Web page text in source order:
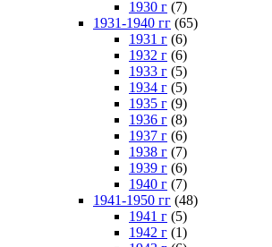
1930 г (7)
1931-1940 гг (65)
1931 г (6)
1932 г (6)
1933 г (5)
1934 г (5)
1935 г (9)
1936 г (8)
1937 г (6)
1938 г (7)
1939 г (6)
1940 г (7)
1941-1950 гг (48)
1941 г (5)
1942 г (1)